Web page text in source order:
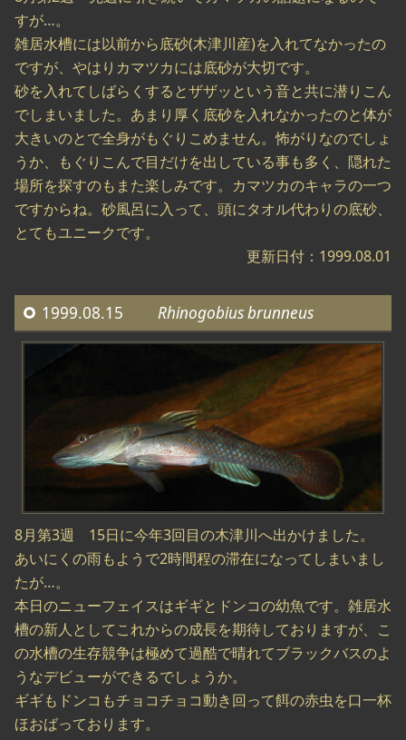
すが…。
雑居水槽には以前から底砂(木津川産)を入れてなかったの
ですが、やはりカマツカには底砂が大切です。
砂を入れてしばらくするとザザッという音と共に潜りこん
でしまいました。あまり厚く底砂を入れなかったのと体が
大きいのとで全身がもぐりこめません。怖がりなのでしょ
うか、もぐりこんで目だけを出している事も多く、隠れた
場所を探すのもまた楽しみです。カマツカのキャラの一つ
ですからね。砂風呂に入って、頭にタオル代わりの底砂、
とてもユニークです。
更新日付：1999.08.01
1999.08.15 Rhinogobius brunneus
8月第3週 15日に今年3回目の木津川へ出かけました。
あいにくの雨もようで2時間程の滞在になってしまいまし
たが…。
本日のニューフェイスはギギとドンコの幼魚です。雑居水
槽の新人としてこれからの成長を期待しておりますが、こ
の水槽の生存競争は極めて過酷で晴れてブラックバスのよ
うなデビューができるでしょうか。
ギギもドンコもチョコチョコ動き回って餌の赤虫を口一杯
ほおばっております。